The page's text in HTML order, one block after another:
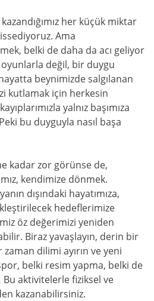
her küçük miktar
Ama
belki de daha da acı geliyor
oyunlarla değil, bir duygu
beynimizde salgılanan
kutlamak için herkesin
yalnız başımıza
bu duyguyla nasıl başa
kadar zor görünse de,
kendimize dönmek.
dışındaki hayatımıza,
hedeflerimize
öz değerimizi yeniden
Biraz yavaşlayın, derin bir
dilimi ayırın ve yeni
belki resim yapma, belki de
aktivitelerle fiziksel ve
kazanabilirsiniz.